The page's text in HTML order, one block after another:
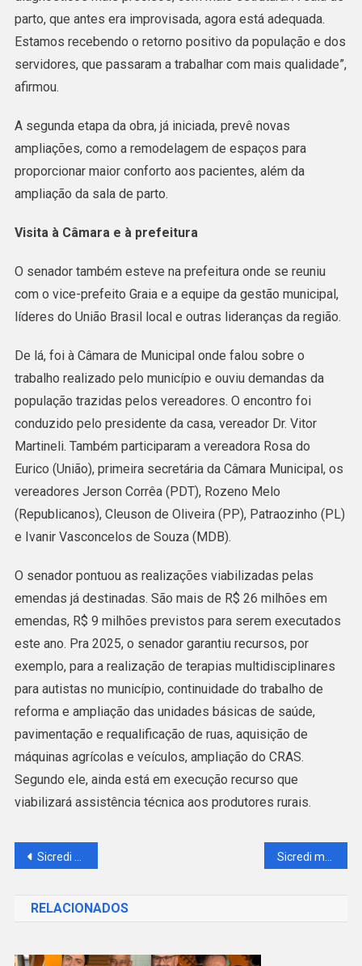
parto, que antes era improvisada, agora está adequada.
Estamos recebendo o retorno positivo da população e dos
servidores, que passaram a trabalhar com mais qualidade”,
afirmou.
A segunda etapa da obra, já iniciada, prevê novas
ampliações, como a remodelagem de espaços para
proporcionar maior conforto aos pacientes, além da
ampliação da sala de parto.
Visita à Câmara e à prefeitura
O senador também esteve na prefeitura onde se reuniu
com o vice-prefeito Graia e a equipe da gestão municipal,
líderes do União Brasil local e outras lideranças da região.
De lá, foi à Câmara de Municipal onde falou sobre o
trabalho realizado pelo município e ouviu demandas da
população trazidas pelos vereadores. O encontro foi
conduzido pelo presidente da casa, vereador Dr. Vitor
Martineli. Também participaram a vereadora Rosa do
Eurico (União), primeira secretária da Câmara Municipal, os
vereadores Jerson Corrêa (PDT), Rozeno Melo
(Republicanos), Cleuson de Oliveira (PP), Patraozinho (PL)
e Ivanir Vasconcelos de Souza (MDB).
O senador pontuou as realizações viabilizadas pelas
emendas já destinadas. São mais de R$ 26 milhões em
emendas, R$ 9 milhões previstos para serem executados
este ano. Pra 2025, o senador garantiu recursos, por
exemplo, para a realização de terapias multidisciplinares
para autistas no município, continuidade do trabalho de
reforma e ampliação das unidades básicas de saúde,
pavimentação e requalificação de ruas, aquisição de
máquinas agrícolas e veículos, ampliação do CRAS.
Segundo ele, ainda está em execução recurso que
viabilizará assistência técnica aos produtores rurais.
Navegação
Post
Sicredi está entre as 5 melhores instituições financeiras brasileiras no ranking mundial da Forbes
RELACIONADOS